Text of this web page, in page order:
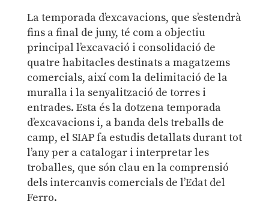
La temporada d’excavacions, que s’estendrà
fins a final de juny, té com a objectiu
principal l’excavació i consolidació de
quatre habitacles destinats a magatzems
comercials, així com la delimitació de la
muralla i la senyalització de torres i
entrades. Esta és la dotzena temporada
d’excavacions i, a banda dels treballs de
camp, el SIAP fa estudis detallats durant tot
l’any per a catalogar i interpretar les
troballes, que són clau en la comprensió
dels intercanvis comercials de l’Edat del
Ferro.